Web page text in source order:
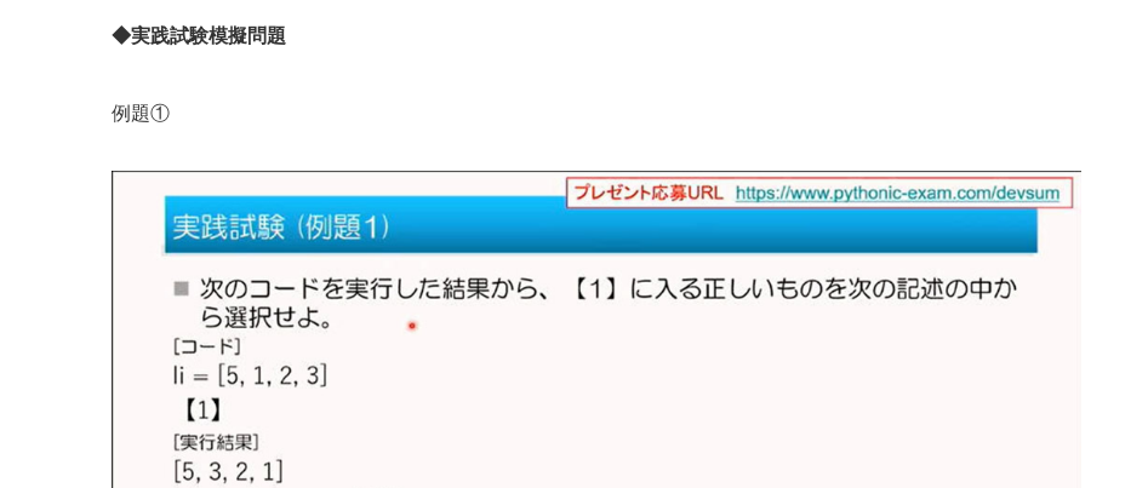
◆実践試験模擬問題
例題①